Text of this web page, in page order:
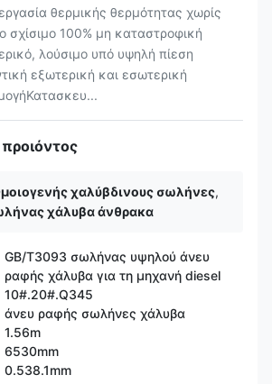
θερμικής θερμότητας χωρίς
σχίσιμο 100% μη καταστροφική
λούσιμο υπό υψηλή πίεση
εξωτερική και εσωτερική
χαλύβδινους σωλήνες,
χάλυβα άνθρακα
GB/T3093 σωλήνας υψηλού άνευ
ραφής χάλυβα για τη μηχανή diesel
10#.20#.Q345
άνευ ραφής σωλήνες χάλυβα
1.56m
6530mm
0.538.1mm